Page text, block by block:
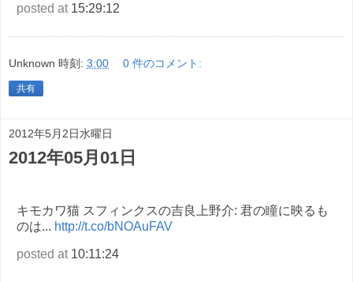
posted at15:29:12
Unknown 時刻: 3:00 0 件のコメント:
共有
2012年5月2日水曜日
2012年05月01日
キモカワ猫 スフィンクスの吉良上野介: 君の瞳に映るも
のは... http://t.co/bNOAuFAV
posted at10:11:24